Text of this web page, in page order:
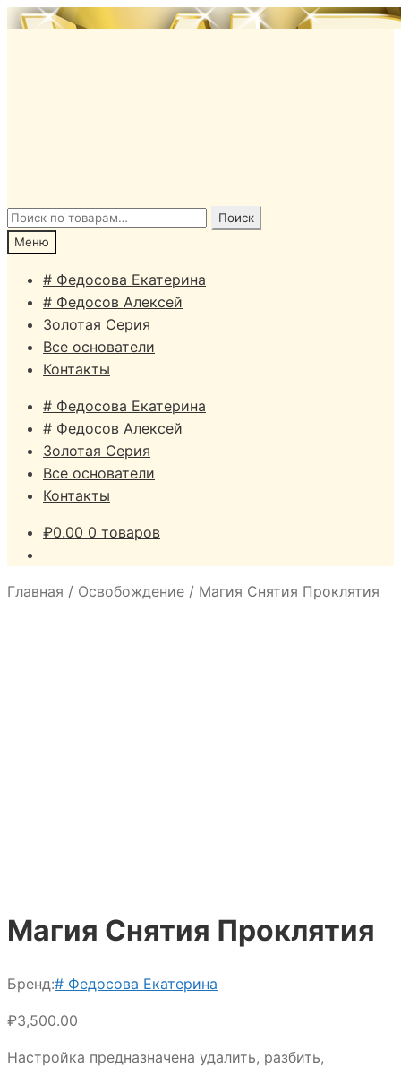
Перейти
Перейти
Искать:
Поиск
Меню
# Федосова Екатерина
# Федосов Алексей
Золотая Серия
Все основатели
Контакты
# Федосова Екатерина
# Федосов Алексей
Золотая Серия
Все основатели
Контакты
₽0.00 0 товаров
Главная / Освобождение / Магия Снятия Проклятия
Магия Снятия Проклятия
Бренд:# Федосова Екатерина
₽3,500.00
Настройка предназначена удалить, разбить,